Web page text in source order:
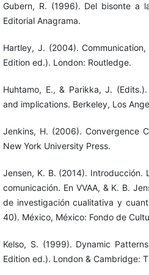
Gubern, R. (1996). Del bisonte a
Editorial Anagrama.
Hartley, J. (2004).
Edition ed.). London: Routledge.
Huhtamo, E., & Parikka, J.
and implications. Berkeley, Los
Jenkins, H. (2006). Convergence
New York University Press.
Jensen, K. B. (2014). Introducción.
comunicación. En VVAA, & K. B.
de investigación cualitativa y
40). México, México: Fondo de
Kelso, S. (1999). Dynamic
Edition ed.). London & Cambridge: